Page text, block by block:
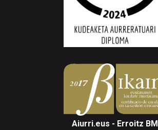
Aiurri.eus - Erroitz BM